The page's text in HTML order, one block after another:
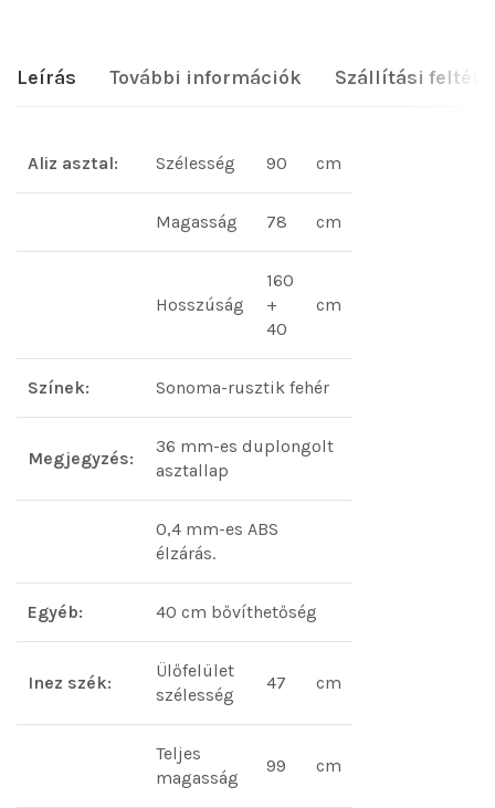
Leírás További információk Szállítási
Aliz asztal: Szélesség 90 cm
Magasság 78 cm
Hosszúság
160
+
40
cm
Színek: Sonoma-rusztik fehér
Megjegyzés:
36 mm-es duplongolt
asztallap
0,4 mm-es ABS
élzárás.
Egyéb: 40 cm bővíthetőség
Inez szék:
Ülőfelület
szélesség
47 cm
Teljes
magasság
99 cm